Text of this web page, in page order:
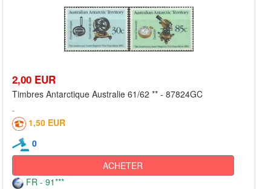
2,00 EUR
Timbres Antarctique Australie 61/62 ** - 87824GC
1,50 EUR
0
ACHETER
FR - 91***